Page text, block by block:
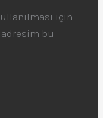
için
bu